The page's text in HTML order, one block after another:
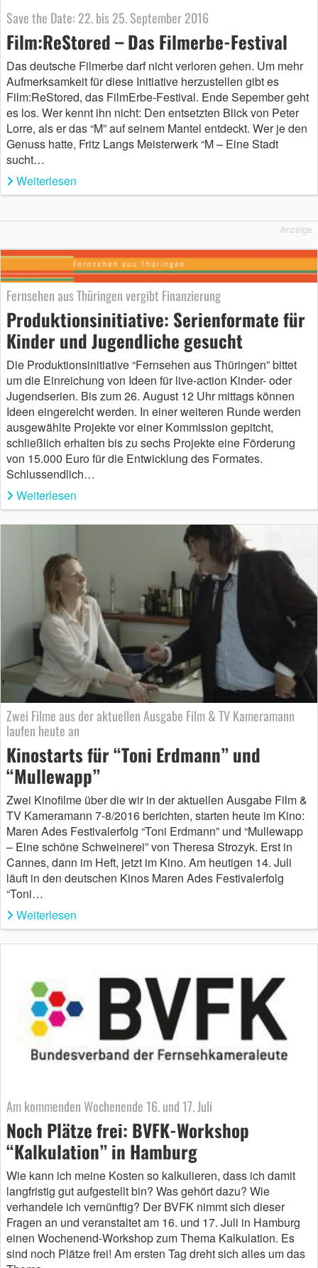
Save the Date: 22. bis 25. September 2016
Film:ReStored – Das Filmerbe-Festival
Das deutsche Filmerbe darf nicht verloren gehen. Um mehr
Aufmerksamkeit für diese Initiative herzustellen gibt es
Film:ReStored, das FilmErbe-Festival. Ende Sepember geht
es los. Wer kennt ihn nicht: Den entsetzten Blick von Peter
Lorre, als er das “M” auf seinem Mantel entdeckt. Wer je den
Genuss hatte, Fritz Langs Meisterwerk “M – Eine Stadt
sucht…
Weiterlesen
Anzeige
Fernsehen aus Thüringen vergibt Finanzierung
Produktionsinitiative: Serienformate für
Kinder und Jugendliche gesucht
Die Produktionsinitiative “Fernsehen aus Thüringen” bittet
um die Einreichung von Ideen für live-action Kinder- oder
Jugendserien. Bis zum 26. August 12 Uhr mittags können
Ideen eingereicht werden. In einer weiteren Runde werden
ausgewählte Projekte vor einer Kommission gepitcht,
schließlich erhalten bis zu sechs Projekte eine Förderung
von 15.000 Euro für die Entwicklung des Formates.
Schlussendlich…
Weiterlesen
Zwei Filme aus der aktuellen Ausgabe Film & TV Kameramann
laufen heute an
Kinostarts für “Toni Erdmann” und
“Mullewapp”
Zwei Kinofilme über die wir in der aktuellen Ausgabe Film &
TV Kameramann 7-8/2016 berichten, starten heute im Kino:
Maren Ades Festivalerfolg “Toni Erdmann” und “Mullewapp
– Eine schöne Schweinerei” von Theresa Strozyk. Erst in
Cannes, dann im Heft, jetzt im Kino. Am heutigen 14. Juli
läuft in den deutschen Kinos Maren Ades Festivalerfolg
“Toni…
Weiterlesen
Am kommenden Wochenende 16. und 17. Juli
Noch Plätze frei: BVFK-Workshop
“Kalkulation” in Hamburg
Wie kann ich meine Kosten so kalkulieren, dass ich damit
langfristig gut aufgestellt bin? Was gehört dazu? Wie
verhandele ich vernünftig? Der BVFK nimmt sich dieser
Fragen an und veranstaltet am 16. und 17. Juli in Hamburg
einen Wochenend-Workshop zum Thema Kalkulation. Es
sind noch Plätze frei! Am ersten Tag dreht sich alles um das